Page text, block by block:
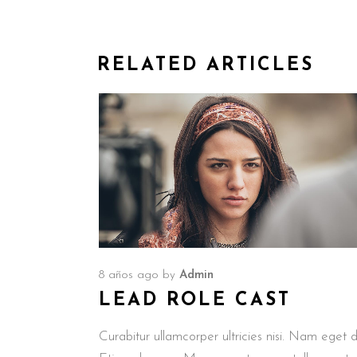
RELATED ARTICLES
8 años ago by Admin
LEAD ROLE CAST
Curabitur ullamcorper ultricies nisi. Nam eget